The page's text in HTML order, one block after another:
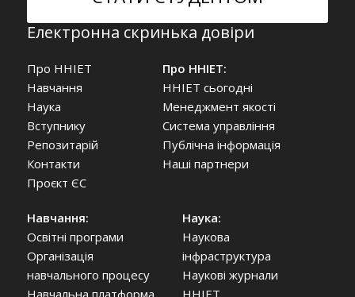
Електронна скринька довіри
Про ННІЕТ
Навчання
Наука
Вступнику
Репозитарій
Контакти
Проєкт ЄС
Про ННІЕТ:
ННІЕТ сьогодні
Менеджмент якості
Система управління
Публічна інформація
Наші партнери
Навчання:
Освітні програми
Організація
навчального процесу
Навчальна платформа
Наука:
Наукова
інфраструктура
Наукові журнали
ННІЕТ